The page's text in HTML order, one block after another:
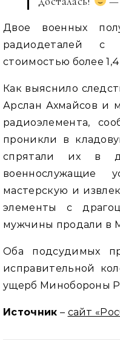
Двое военных
радиодеталей с
стоимостью более
Как выяснило
Арслан Ахмайсов и
радиоэлемента,
проникли в
спрятали их в
военнослужащие
мастерскую и
элементы с
мужчины продали в
Оба подсудимых
исправительной
ущерб Минобороны
Источник – сайт